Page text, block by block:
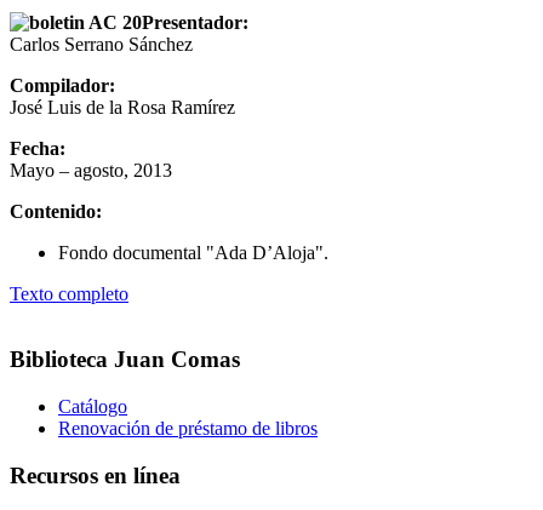
Presentador:
Carlos Serrano Sánchez
Compilador:
José Luis de la Rosa Ramírez
Fecha:
Mayo – agosto, 2013
Contenido:
Fondo documental "Ada D’Aloja".
Texto completo
Biblioteca Juan Comas
Catálogo
Renovación de préstamo de libros
Recursos en línea